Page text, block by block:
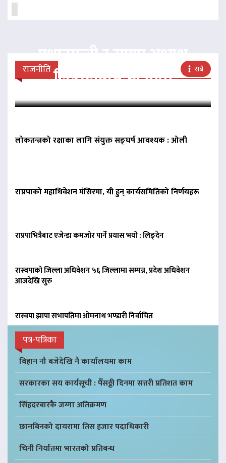
राजनीति सबै
प्रधानमन्त्री र राप्रपा अध्यक्ष
लिङदेनबीच भेटवार्ता
लोकतन्त्रको रक्षाका लागि संयुक्त सङ्घर्ष आवश्यक : ओली
राप्रपाको महाधिवेशन मंसिरमा, यी हुन् कार्यसमितिको निर्णयहरू
राप्रपाभित्रैबाट एजेन्डा कमजोर पार्ने प्रयास भयो : लिङ्देन
रास्वपाको जिल्ला अधिवेशन ५६ जिल्लामा सम्पन्न, प्रदेश अधिवेशन
आजदेखि सुरु
रास्वपा झापा सभापतिमा ओमनाथ भण्डारी निर्वाचित
पत्र-पत्रिका
बिहान नौ बजेदेखि नै कार्यालयमा काम
सरकारका सय कार्यसूची : पैँसठ्ठी दिनमा सत्तरी प्रतिशत काम
सिंहदरबारकै जग्गा अतिक्रमण
छानबिनको दायरामा तिस हजार पदाधिकारी
चिनी निर्यातमा भारतको प्रतिबन्ध